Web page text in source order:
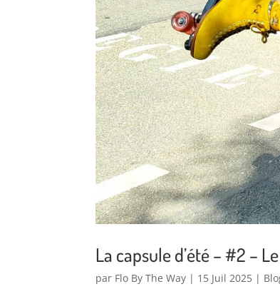
La capsule d’été – #2 –
par Flo By The Way | 15 Juil 2025 |